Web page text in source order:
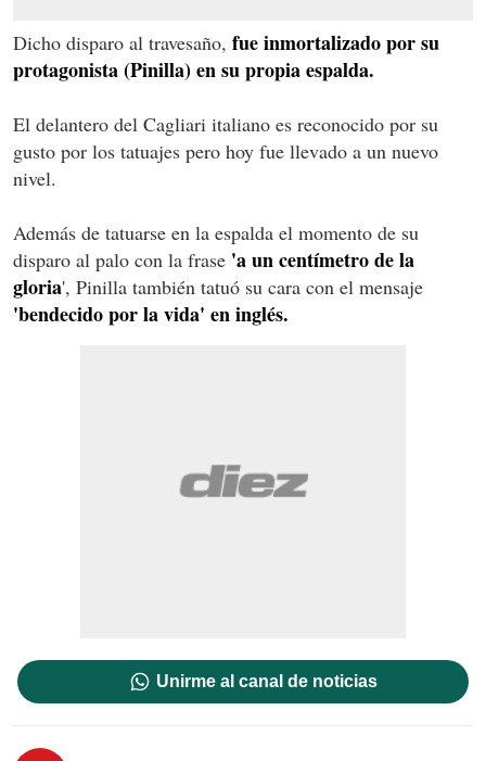
Dicho disparo al travesaño, fue inmortalizado por su
protagonista (Pinilla) en su propia espalda.
El delantero del Cagliari italiano es reconocido por su
gusto por los tatuajes pero hoy fue llevado a un nuevo
nivel.
Además de tatuarse en la espalda el momento de su
disparo al palo con la frase 'a un centímetro de la
gloria', Pinilla también tatuó su cara con el mensaje
'bendecido por la vida' en inglés.
Unirme al canal de noticias